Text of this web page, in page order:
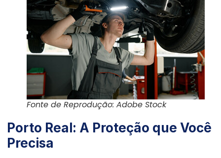
Fonte de Reprodução: Adobe Stock
Porto Real: A Proteção que Você
Precisa